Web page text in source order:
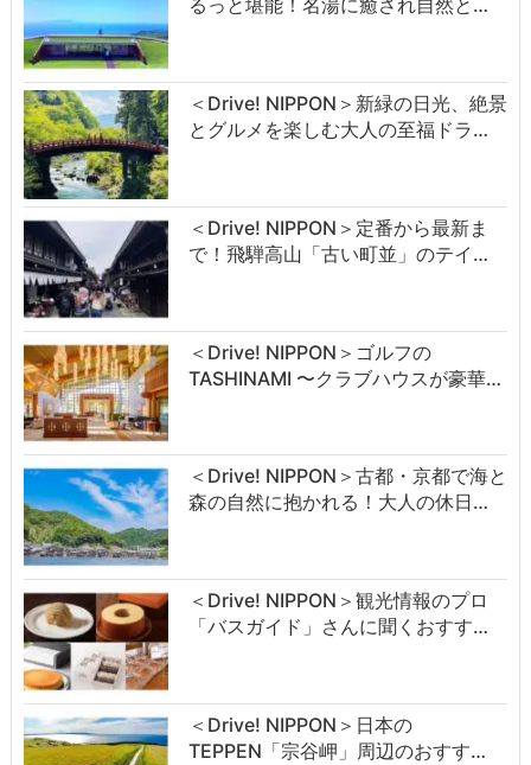
るっと堪能！名湯に癒され自然と…
＜Drive! NIPPON＞新緑の日光、絶景
とグルメを楽しむ大人の至福ドラ…
＜Drive! NIPPON＞定番から最新ま
で！飛騨高山「古い町並」のテイ…
＜Drive! NIPPON＞ゴルフの
TASHINAMI 〜クラブハウスが豪華…
＜Drive! NIPPON＞古都・京都で海と
森の自然に抱かれる！大人の休日…
＜Drive! NIPPON＞観光情報のプロ
「バスガイド」さんに聞くおすす…
＜Drive! NIPPON＞日本の
TEPPEN「宗谷岬」周辺のおすす…